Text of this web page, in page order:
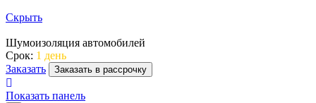
Скрыть
Шумоизоляция автомобилей
Срок: 1 день
Заказать
Заказать в рассрочку
Показать панель